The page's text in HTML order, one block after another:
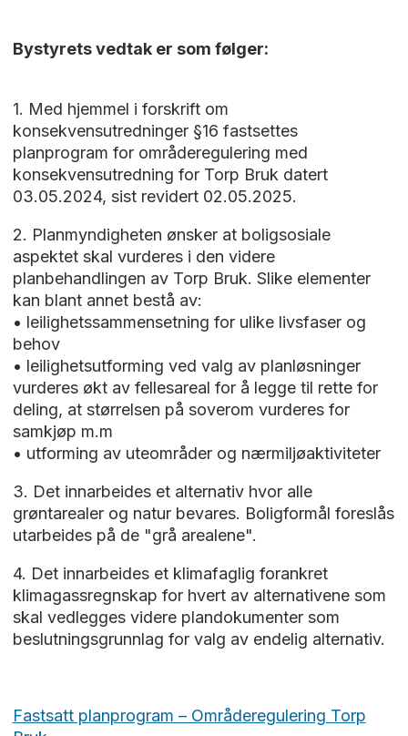
Bystyrets vedtak er som følger:
1. Med hjemmel i forskrift om
konsekvensutredninger §16 fastsettes
planprogram for områderegulering med
konsekvensutredning for Torp Bruk datert
03.05.2024, sist revidert 02.05.2025.
2. Planmyndigheten ønsker at boligsosiale
aspektet skal vurderes i den videre
planbehandlingen av Torp Bruk. Slike elementer
kan blant annet bestå av:
• leilighetssammensetning for ulike livsfaser og
behov
• leilighetsutforming ved valg av planløsninger
vurderes økt av fellesareal for å legge til rette for
deling, at størrelsen på soverom vurderes for
samkjøp m.m
• utforming av uteområder og nærmiljøaktiviteter
3. Det innarbeides et alternativ hvor alle
grøntarealer og natur bevares. Boligformål foreslås
utarbeides på de "grå arealene".
4. Det innarbeides et klimafaglig forankret
klimagassregnskap for hvert av alternativene som
skal vedlegges videre plandokumenter som
beslutningsgrunnlag for valg av endelig alternativ.
Fastsatt planprogram – Områderegulering Torp